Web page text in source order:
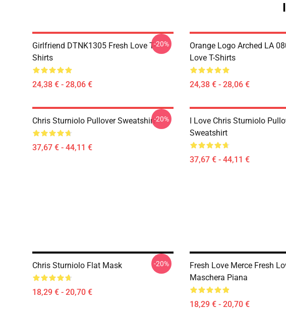
Girlfriend DTNK1305 Fresh Love T-
Shirts
24,38 € - 28,06 €
-20%
Orange Logo Arched LA
Love T-Shirts
24,38 € - 28,06 €
Chris Sturniolo Pullover Sweatshirt
37,67 € - 44,11 €
-20%
I Love Chris Sturniolo
Sweatshirt
37,67 € - 44,11 €
Chris Sturniolo Flat Mask
18,29 € - 20,70 €
-20%
Fresh Love Merce Fresh
Maschera Piana
18,29 € - 20,70 €